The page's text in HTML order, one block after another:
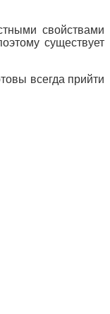
свойствами
существует
всегда прийти